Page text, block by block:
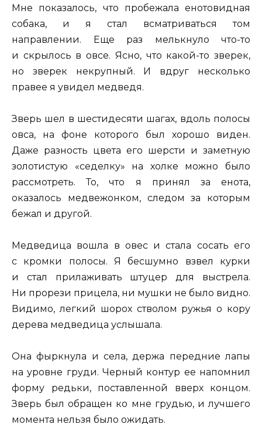
Мне показалось, что пробежала енотовидная
собака, и я стал всматриваться том
направлении. Еще раз мелькнуло что-то
и скрылось в овсе. Ясно, что какой-то зверек,
но зверек некрупный. И вдруг несколько
правее я увидел медведя.
Зверь шел в шестидесяти шагах, вдоль полосы
овса, на фоне которого был хорошо виден.
Даже разность цвета его шерсти и заметную
золотистую «седелку» на холке можно было
рассмотреть. То, что я принял за енота,
оказалось медвежонком, следом за которым
бежал и другой.
Медведица вошла в овес и стала сосать его
с кромки полосы. Я бесшумно взвел курки
и стал прилаживать штуцер для выстрела.
Ни прорези прицела, ни мушки не было видно.
Видимо, легкий шорох стволом ружья о кору
дерева медведица услышала.
Она фыркнула и села, держа передние лапы
на уровне груди. Черный контур ее напомнил
форму редьки, поставленной вверх концом.
Зверь был обращен ко мне грудью, и лучшего
момента нельзя было ожидать.